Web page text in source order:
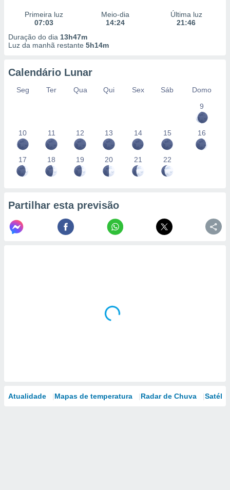
Primeira luz
07:03
Meio-dia
14:24
Última luz
21:46
Duração do dia 13h47m
Luz da manhã restante 5h14m
Calendário Lunar
Seg Ter Qua Qui Sex Sáb
Domo
9
10 11 12 13 14 15 16
17 18 19 20 21 22
Partilhar esta previsão
Atualidade Mapas de temperatura Radar de Chuva